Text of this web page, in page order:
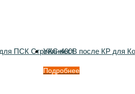
ПСК СтройинвестУКС-400В после КР для
Подробнее